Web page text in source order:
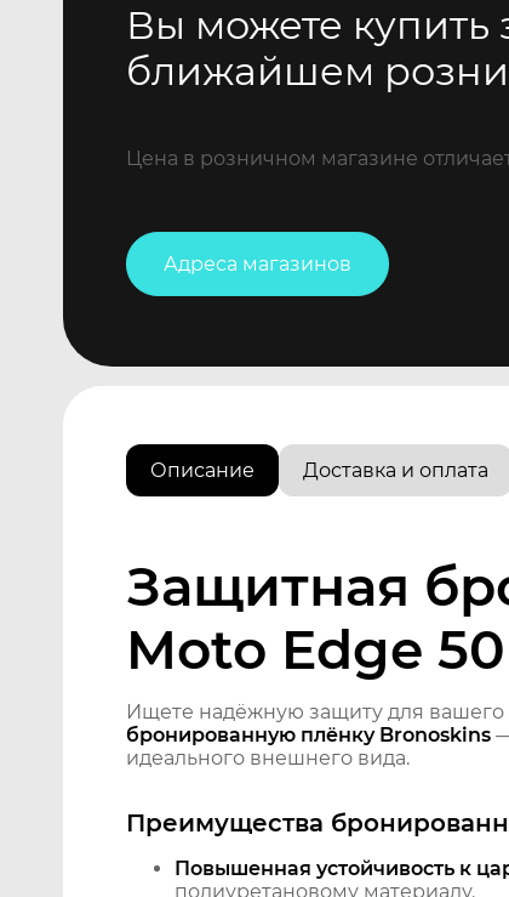
Вы можете купить
ближайшем
Цена в розничном магазине
Адреса магазинов
Описание Доставка и оплата
Защитная
Moto Edge
Ищете надёжную защиту для вашего
бронированную плёнку Bronoskins
идеального внешнего вида.
Преимущества
Повышенная устойчивость к
полиуретановому материалу.